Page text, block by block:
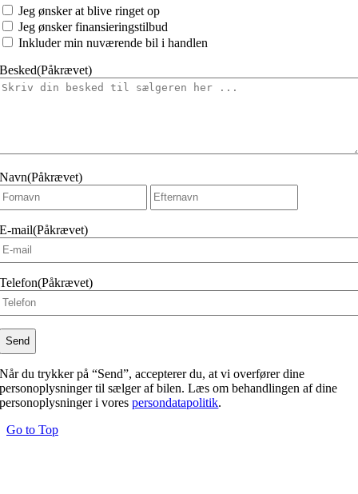
Jeg ønsker at blive ringet op
Jeg ønsker finansieringstilbud
Inkluder min nuværende bil i handlen
Besked(Påkrævet)
Navn(Påkrævet)
Fornavn
E-mail(Påkrævet)
Telefon(Påkrævet)
Når du trykker på “Send”, accepterer du, at vi overfører dine
personoplysninger til sælger af bilen. Læs om behandlingen af dine
personoplysninger i vorespersondatapolitik.
Go to Top